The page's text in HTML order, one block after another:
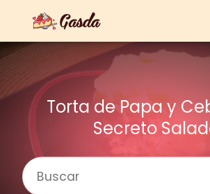
Torta de Papa y
Secreto